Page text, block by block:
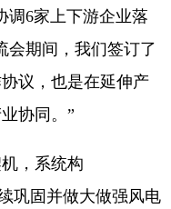
调6家上下游企业落
会期间，我们签订了
议，也是在延伸产
协同。”
，系统构
巩固并做大做强风电